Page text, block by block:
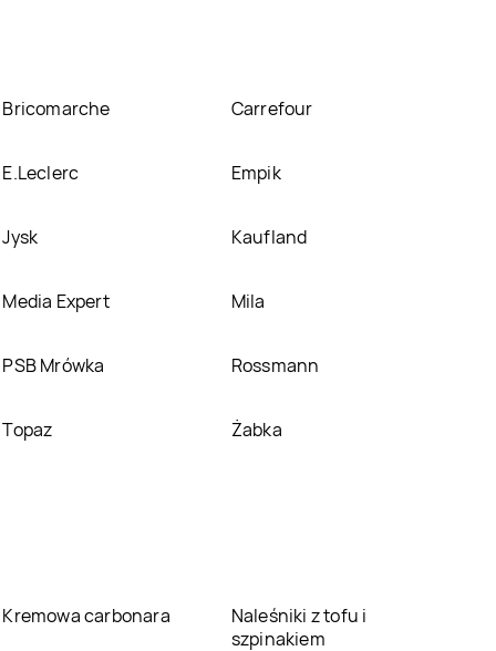
Bricomarche Carrefour
E.Leclerc Empik
Jysk Kaufland
Media Expert Mila
PSB Mrówka Rossmann
Topaz Żabka
Kremowa carbonara
Naleśniki z tofu i
szpinakiem